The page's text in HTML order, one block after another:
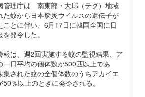
管理庁は、南東部・大邱（テグ）地域
た蚊から日本脳炎ウイルスの遺伝子が
ことに伴い、6月17日に韓国全国に日
発令した。
報は、週2回実施する蚊の監視結果、ア
一日平均の個体数が500匹以上であ
集された蚊の全個体数のうちアカイエ
50％以上のときに発令される。